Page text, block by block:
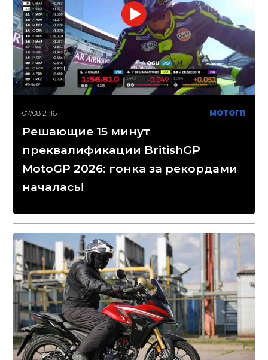
07/08 21:16 МОТОГП
Решающие 15 минут
преквалификации BritishGP
MotoGP 2026: гонка за рекордами
началась!